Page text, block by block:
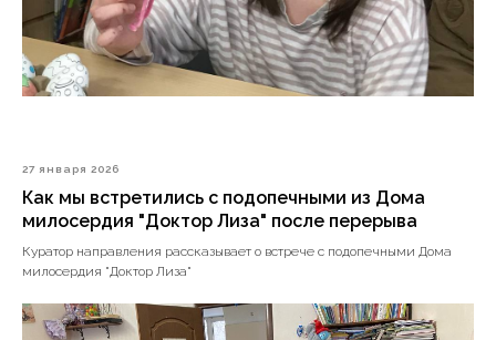
27 января 2026
Как мы встретились с подопечными из Дома
милосердия "Доктор Лиза" после перерыва
Куратор направления рассказывает о встрече с подопечными Дома
милосердия "Доктор Лиза"